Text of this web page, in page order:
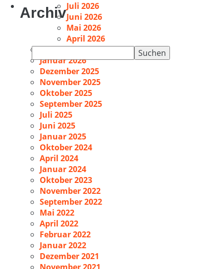
Suchen
nach:
ArchivJuli 2026
Juni 2026
Mai 2026
April 2026
Februar 2026
Januar 2026
Dezember 2025
November 2025
Oktober 2025
September 2025
Juli 2025
Juni 2025
Januar 2025
Oktober 2024
April 2024
Januar 2024
Oktober 2023
November 2022
September 2022
Mai 2022
April 2022
Februar 2022
Januar 2022
Dezember 2021